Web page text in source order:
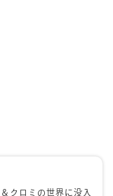
クロミの世界に没入